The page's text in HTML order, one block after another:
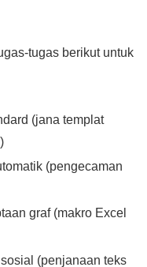
tugas berikut untuk
(jana templat
(pengecaman
graf (makro Excel
(penjanaan teks